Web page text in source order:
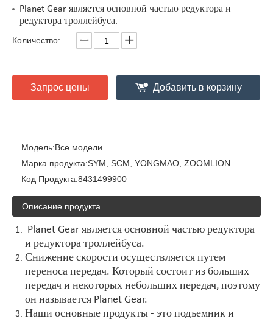
Planet Gear является основной частью редуктора и
редуктора троллейбуса.
Количество:
Запрос цены Добавить в корзину
Модель:Все модели
Марка продукта:SYM, SCM, YONGMAO, ZOOMLION
Код Продукта:8431499900
Описание продукта
Planet Gear является основной частью редуктора
и редуктора троллейбуса.
Снижение скорости осуществляется путем
переноса передач. Который состоит из больших
передач и некоторых небольших передач, поэтому
он называется Planet Gear.
Наши основные продукты - это подъемник и